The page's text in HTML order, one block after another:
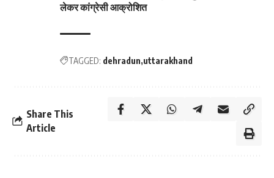
लेकर कांग्रेसी आक्रोशित
TAGGED: dehradun uttarakhand
Share This
Article